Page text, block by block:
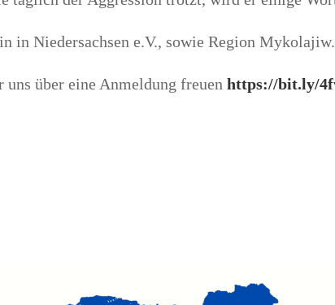
in Niedersachsen e.V., sowie Region Mykolajiw.
über eine Anmeldung freuen https://bit.ly/